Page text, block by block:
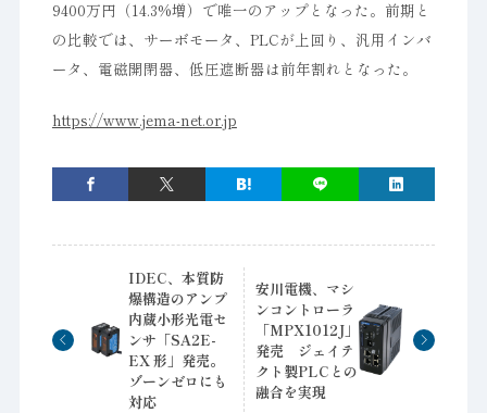
9400万円（14.3%増）で唯一のアップとなった。前期と
の比較では、サーボモータ、PLCが上回り、汎用インバ
ータ、電磁開閉器、低圧遮断器は前年割れとなった。
https://www.jema-net.or.jp
IDEC、本質防
爆構造のアンプ
内蔵小形光電セ
ンサ「SA2E-
EX 形」発売。
ゾーンゼロにも
対応
安川電機、マシ
ンコントローラ
「MPX1012J」
発売 ジェイテ
クト製PLCとの
融合を実現